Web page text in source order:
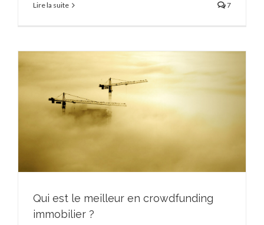
Lire la suite 7
Qui est le meilleur en crowdfunding
immobilier ?